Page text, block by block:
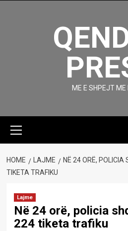
ME E SHPEJT ME
Menu
HOME LAJME
NË 24 ORË,
TIKETA TRAFIKU
Lajme
Në 24 orë, policia
224 tiketa trafiku